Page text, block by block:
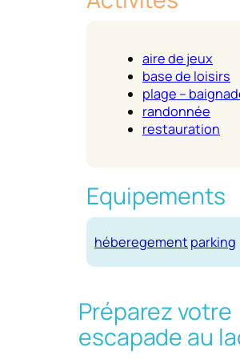
aire de jeux
base de loisirs
plage –
randonnée
restauration
Equipements
héberegement parking
Préparez votre
escapade au